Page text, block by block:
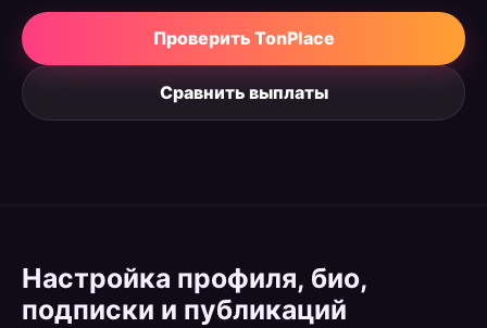
Проверить TonPlace
Сравнить выплаты
Настройка профиля, био,
подписки и публикаций